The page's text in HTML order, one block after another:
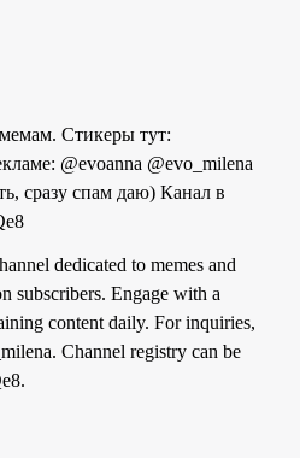
Стикеры тут:
спам даю) Канал в
dedicated to memes and
subscribers. Engage with a
content daily. For inquiries,
Channel registry can be